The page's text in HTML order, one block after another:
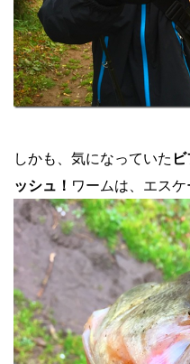
しかも、気になっていた
ッシュ！ ワームは、エスケ